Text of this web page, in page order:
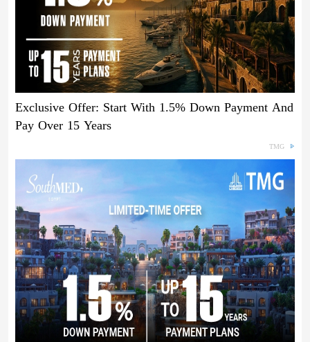
Exclusive Offer: Start With 1.5% Down Payment And
Pay Over 15 Years
TMG